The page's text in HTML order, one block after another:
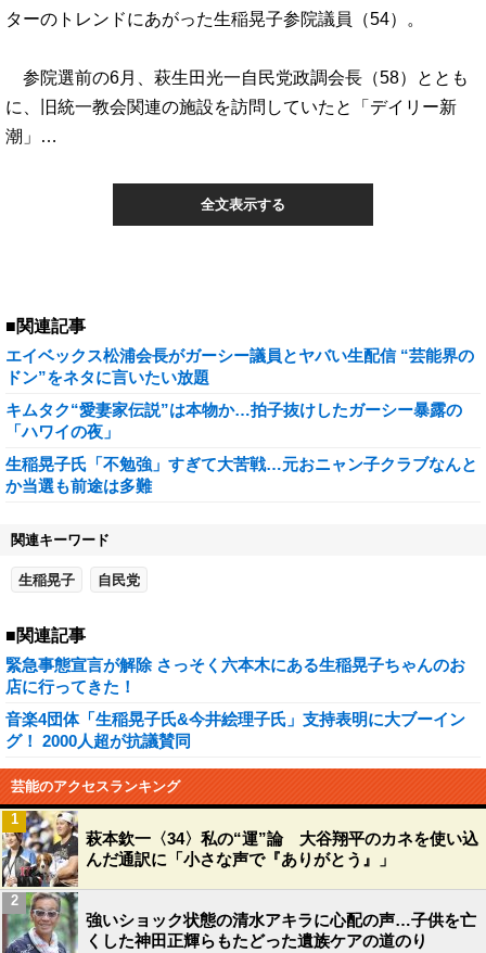
ターのトレンドにあがった生稲晃子参院議員（54）。
参院選前の6月、萩生田光一自民党政調会長（58）ととも
に、旧統一教会関連の施設を訪問していたと「デイリー新
潮」…
全文表示する
■関連記事
エイベックス松浦会長がガーシー議員とヤバい生配信 “芸能界の
ドン”をネタに言いたい放題
キムタク“愛妻家伝説”は本物か…拍子抜けしたガーシー暴露の
「ハワイの夜」
生稲晃子氏「不勉強」すぎて大苦戦…元おニャン子クラブなんと
か当選も前途は多難
関連キーワード
生稲晃子 自民党
■関連記事
緊急事態宣言が解除 さっそく六本木にある生稲晃子ちゃんのお
店に行ってきた！
音楽4団体「生稲晃子氏&今井絵理子氏」支持表明に大ブーイン
グ！ 2000人超が抗議賛同
芸能のアクセスランキング
萩本欽一〈34〉私の“運”論 大谷翔平のカネを使い込
んだ通訳に「小さな声で『ありがとう』」
1
強いショック状態の清水アキラに心配の声…子供を亡
くした神田正輝らもたどった遺族ケアの道のり
2